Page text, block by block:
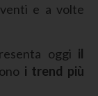
e a volte
oggi il
i trend più